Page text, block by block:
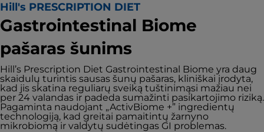
Hill's PRESCRIPTION DIET
Gastrointestinal Biome
pašaras šunims
Hill’s Prescription Diet Gastrointestinal Biome yra daug
skaidulų turintis sausas šunų pašaras, kliniškai įrodyta,
kad jis skatina reguliarų sveiką tuštinimąsi mažiau nei
per 24 valandas ir padeda sumažinti pasikartojimo riziką.
Pagaminta naudojant „ActivBiome +” ingredientų
technologiją, kad greitai pamaitintų žarnyno
mikrobiomą ir valdytų sudėtingas GI problemas.